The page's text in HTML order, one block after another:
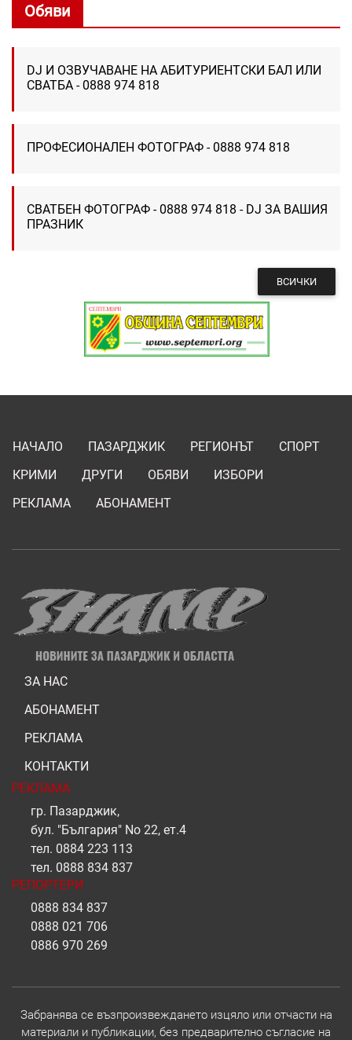
Обяви
DJ И ОЗВУЧАВАНЕ НА АБИТУРИЕНТСКИ БАЛ ИЛИ
СВАТБА - 0888 974 818
ПРОФЕСИОНАЛЕН ФОТОГРАФ - 0888 974 818
СВАТБЕН ФОТОГРАФ - 0888 974 818 - DJ ЗА ВАШИЯ
ПРАЗНИК
ВСИЧКИ
НАЧАЛО ПАЗАРДЖИК РЕГИОНЪТ
СПОРТ
КРИМИ
ДРУГИ ОБЯВИ
ИЗБОРИ
РЕКЛАМА
АБОНАМЕНТ
ЗА НАС
АБОНАМЕНТ
РЕКЛАМА
КОНТАКТИ
РЕКЛАМА
гр. Пазарджик,
бул. "България" No 22, ет.4
тел. 0884 223 113
тел. 0888 834 837
РЕПОРТЕРИ
0888 834 837
0888 021 706
0886 970 269
Забранява се възпроизвеждането изцяло или отчасти на
материали и публикации, без предварително съгласие на